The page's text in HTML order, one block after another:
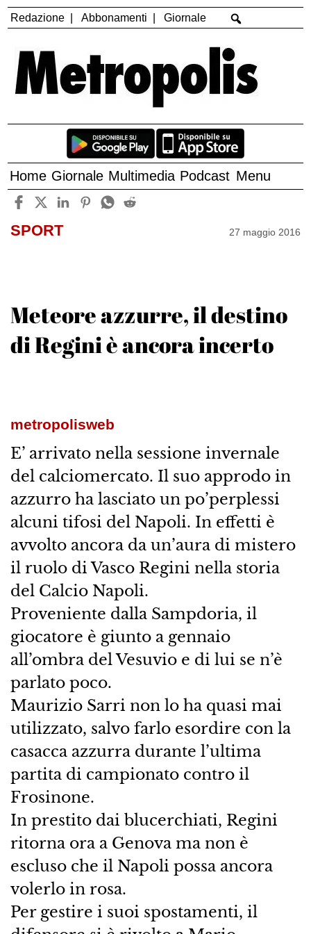
Redazione Abbonamenti Giornale
Home Giornale Multimedia Podcast Menu
SPORT 27 maggio 2016
Meteore azzurre, il destino
di Regini è ancora incerto
metropolisweb
E’ arrivato nella sessione invernale
del calciomercato. Il suo approdo in
azzurro ha lasciato un po’perplessi
alcuni tifosi del Napoli. In effetti è
avvolto ancora da un’aura di mistero
il ruolo di Vasco Regini nella storia
del Calcio Napoli.
Proveniente dalla Sampdoria, il
giocatore è giunto a gennaio
all’ombra del Vesuvio e di lui se n’è
parlato poco.
Maurizio Sarri non lo ha quasi mai
utilizzato, salvo farlo esordire con la
casacca azzurra durante l’ultima
partita di campionato contro il
Frosinone.
In prestito dai blucerchiati, Regini
ritorna ora a Genova ma non è
escluso che il Napoli possa ancora
volerlo in rosa.
Per gestire i suoi spostamenti, il